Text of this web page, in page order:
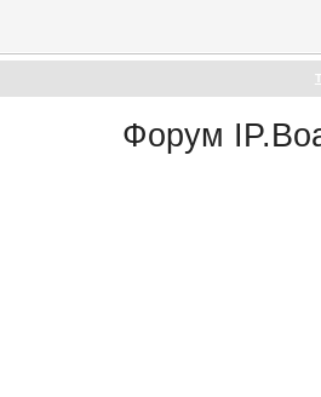
Форум